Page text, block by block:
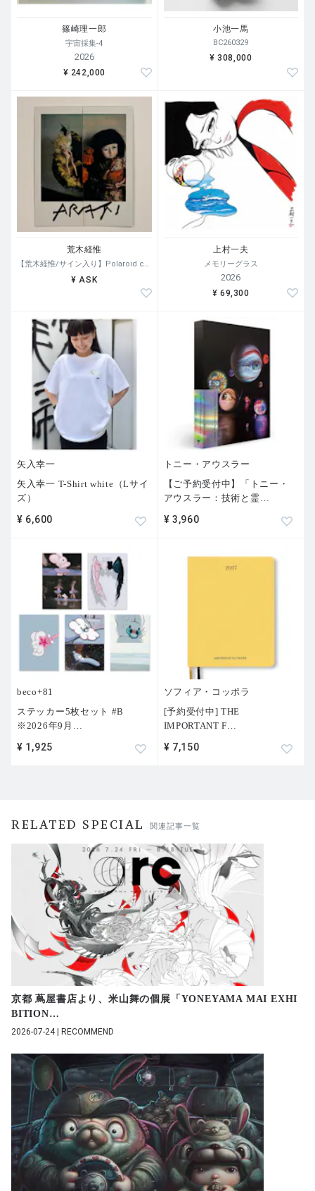
篠崎理一郎
宇宙採集-4
2026
¥ 242,000
小池一馬
BC260329
¥ 308,000
荒木経惟
¥ ASK
上村一夫
メモリーグラス
2026
¥ 69,300
矢入幸一
矢入幸一 T-Shirt white（Lサイ
ズ）
¥ 6,600
トニー・アウスラー
【ご予約受付中】「トニー・
アウスラー：技術と霊…
¥ 3,960
beco+81
ステッカー5枚セット #B
※2026年9月
¥ 1,925
ソフィア・コッポラ
[予約受付中] THE
IMPORTANT F
¥ 7,150
RELATED SPECIAL 関連記事一覧
京都 蔦屋書店より、米山舞の個展「YONEYAMA MAI EXHI
BITION…
2026-07-24 | RECOMMEND